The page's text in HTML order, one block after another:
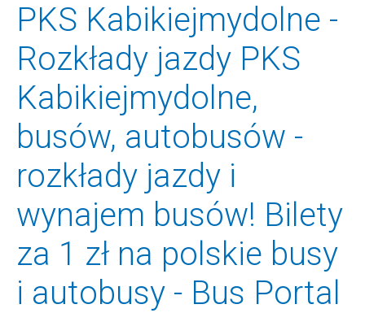
PKS Kabikiejmydolne -
Rozkłady jazdy PKS
Kabikiejmydolne,
busów, autobusów -
rozkłady jazdy i
wynajem busów! Bilety
za 1 zł na polskie busy
i autobusy - Bus Portal